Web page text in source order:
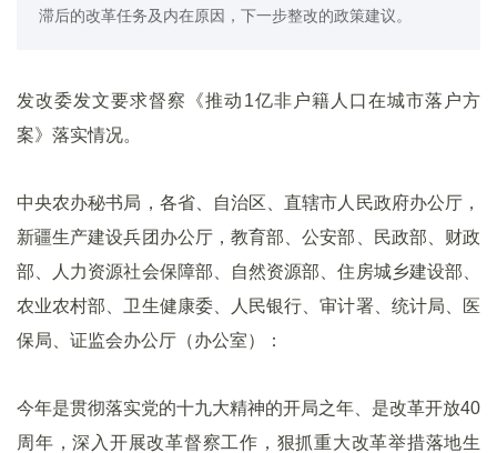
滞后的改革任务及内在原因，下一步整改的政策建议。
发改委发文要求督察《推动1亿非户籍人口在城市落户方
案》落实情况。
中央农办秘书局，各省、自治区、直辖市人民政府办公厅，
新疆生产建设兵团办公厅，教育部、公安部、民政部、财政
部、人力资源社会保障部、自然资源部、住房城乡建设部、
农业农村部、卫生健康委、人民银行、审计署、统计局、医
保局、证监会办公厅（办公室）：
今年是贯彻落实党的十九大精神的开局之年、是改革开放40
周年，深入开展改革督察工作，狠抓重大改革举措落地生